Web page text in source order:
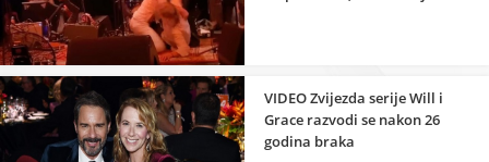
VIDEO Zvijezda serije Will i
Grace razvodi se nakon 26
godina braka